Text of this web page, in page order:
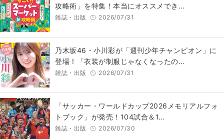
攻略術」を特集！本当にオススメでき…
雑誌・出版 2026/07/31
乃木坂46・小川彩が「週刊少年チャンピオン」に
登場！「衣装が制服じゃなくなったの…
雑誌・出版 2026/07/31
「サッカー・ワールドカップ2026メモリアルフォ
トブック」が発売！104試合＆1…
雑誌・出版 2026/07/30